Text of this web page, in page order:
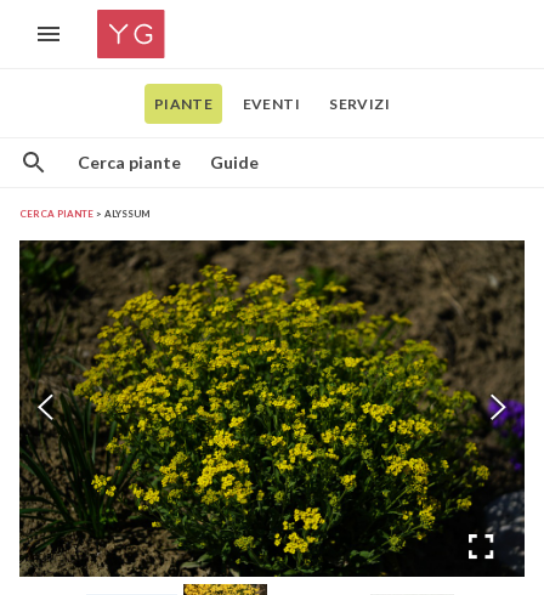
PIANTE EVENTI SERVIZI
Cerca piante Guide
CERCA PIANTE ALYSSUM